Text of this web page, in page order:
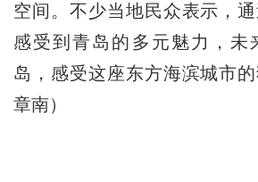
空间。不少当地民众表示，
感受到青岛的多元魅力，未
岛，感受这座东方海滨城市
章南）